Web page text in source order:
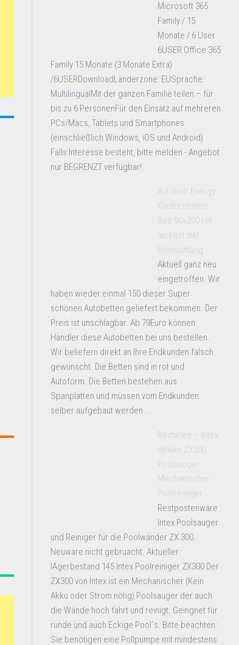
Microsoft 365
Family / 15
Monate / 6 User
6USER Office 365
Family 15 Monate (3 Monate Extra)
/6USERDownloadLänderzone: EUSprache:
MultilingualMit der ganzen Familie teilen – für
bis zu 6 PersonenFür den Einsatz auf mehreren
PCs/Macs, Tablets und Smartphones
(einschließlich Windows, iOS und Android)
Falls Interesse besteht, bitte melden - Angebot
nur BEGRENZT verfügbar!
Autobett Energy
Kinderzimmer
Bett 90×200 rot
lackiert inkl.
Beleuchtung
Aktuell ganz neu
eingetroffen. Wir
haben wieder einmal 150 dieser Super
schönen Autobetten geliefert bekommen. Der
Preis ist unschlagbar. Ab 79Euro können
Händler diese Autobetten bei uns bestellen.
Wir beliefern direkt an Ihre Endkunden falsch
gewünscht. Die Betten sind in rot und
Autoform. Die Betten bestehen aus
Spanplatten und müssen vom Endkunden
selber aufgebaut werden ...
Restware – Intex
deluxe ZX300
Poolsauger
Mechanischer
Poolreiniger
Restpostenware
Intex Poolsauger
und Reiniger für die Poolwänder ZX 300.
Neuware nicht gebruacht. Aktueller
lAgerbestand 145 Intex Poolreiniger ZX300 Der
ZX300 von Intex ist ein Mechanischer (Kein
Akku oder Strom nötig) Poolsauger der auch
die Wände hoch fährt und reinigt. Geingnet für
runde und auch Eckige Pool´s. Bitte beachten:
Sie benötigen eine Pollpumpe mit mindestens